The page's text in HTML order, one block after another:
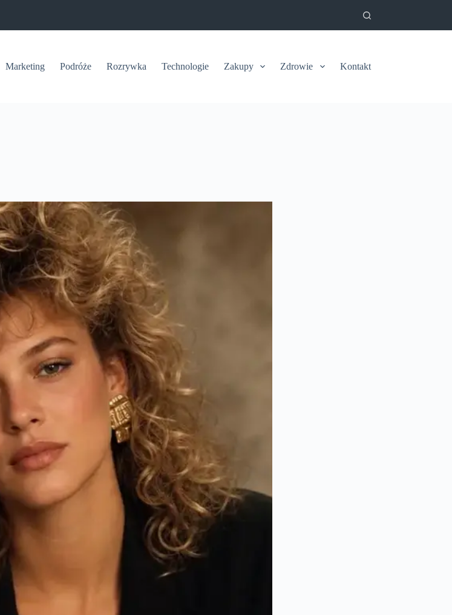
Marketing Podróże Rozrywka Technologie Zakupy Zdrowie Kontakt